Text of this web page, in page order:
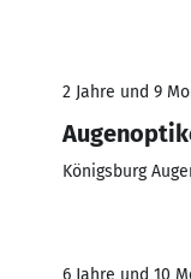
2 Jahre und 9
Königsburg
6 Jahre und 10